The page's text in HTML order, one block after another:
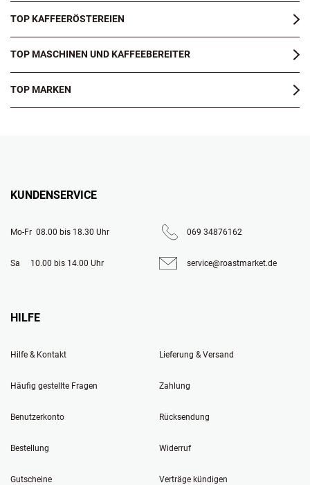
TOP KAFFEERÖSTEREIEN
TOP MASCHINEN UND KAFFEEBEREITER
TOP MARKEN
KUNDENSERVICE
Mo-Fr  08.00 bis 18.30 Uhr
Sa     10.00 bis 14.00 Uhr
069 34876162
service@roastmarket.de
HILFE
Hilfe & Kontakt
Häufig gestellte Fragen
Benutzerkonto
Bestellung
Gutscheine
Lieferung & Versand
Zahlung
Rücksendung
Widerruf
Verträge kündigen